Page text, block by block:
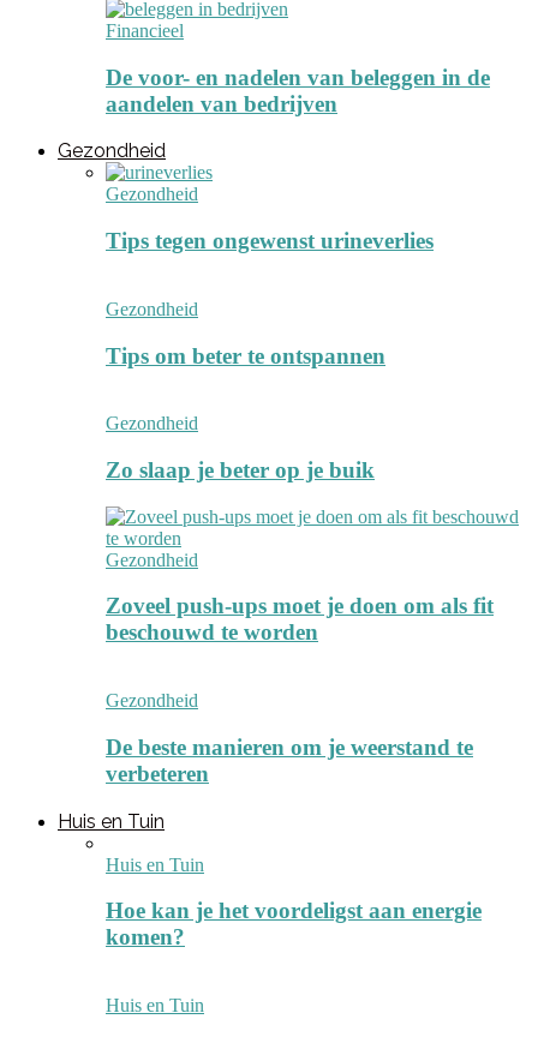
Financieel
De voor- en nadelen van beleggen in de
aandelen van bedrijven
Gezondheid
Gezondheid
Tips tegen ongewenst urineverlies
Gezondheid
Tips om beter te ontspannen
Gezondheid
Zo slaap je beter op je buik
Gezondheid
Zoveel push-ups moet je doen om als fit
beschouwd te worden
Gezondheid
De beste manieren om je weerstand te
verbeteren
Huis en Tuin
Huis en Tuin
Hoe kan je het voordeligst aan energie
komen?
Huis en Tuin